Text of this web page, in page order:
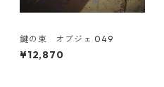
鍵の束 オブジェ 049
¥12,870